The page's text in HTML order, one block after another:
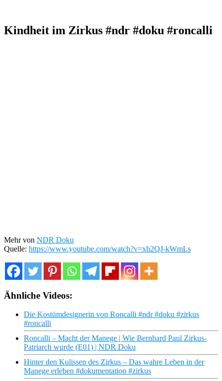
Kindheit im Zirkus #ndr #doku #roncalli
Mehr von NDR Doku
Quelle: https://www.youtube.com/watch?v=xh2QJ-kWmLs
Ähnliche Videos:
Die Kostümdesignerin von Roncalli #ndr #doku #zirkus
#roncalli
Roncalli – Macht der Manege | Wie Bernhard Paul Zirkus-
Patriarch wurde (E01) | NDR Doku
Hinter den Kulissen des Zirkus – Das wahre Leben in der
Manege erleben #dokumentation #zirkus